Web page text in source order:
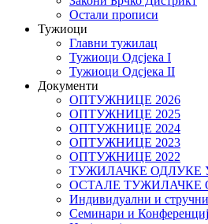
Остали прописи
Тужиоци
Главни тужилац
Тужиоци Oдсјекa I
Тужиоци Oдсјекa II
Документи
ОПТУЖНИЦЕ 2026
ОПТУЖНИЦЕ 2025
ОПТУЖНИЦЕ 2024
ОПТУЖНИЦЕ 2023
ОПТУЖНИЦЕ 2022
ТУЖИЛАЧКЕ ОДЛУКЕ
ОСТАЛЕ ТУЖИЛАЧКЕ
Индивидуални и
Семинари и